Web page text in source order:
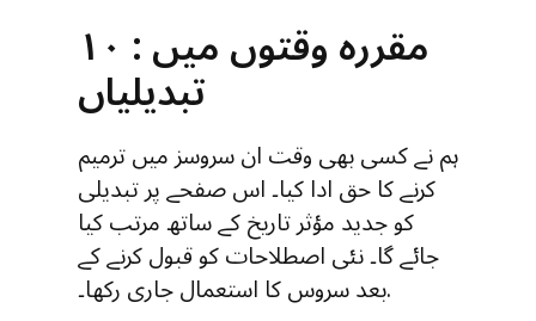
۱۰ : مقررہ وقتوں میں
تبدیلیاں
ہم نے کسی بھی وقت ان سروسز میں ترمیم
کرنے کا حق ادا کیا۔ اس صفحے پر تبدیلی
کو جدید مؤثر تاریخ کے ساتھ مرتب کیا
جائے گا۔ نئی اصطلاحات کو قبول کرنے کے
بعد سروس کا استعمال جاری رکھا۔.